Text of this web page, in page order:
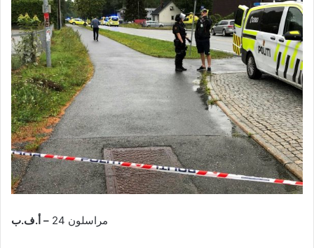
مراسلون 24 – أ.ف.ب